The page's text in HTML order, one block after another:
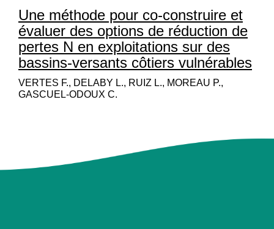
Une méthode pour co-construire et
évaluer des options de réduction de
pertes N en exploitations sur des
bassins-versants côtiers vulnérables
VERTES F., DELABY L., RUIZ L., MOREAU P.,
GASCUEL-ODOUX C.